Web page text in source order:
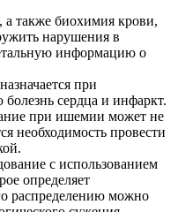
также биохимия крови,
нарушения в
информацию о
при
сердца и инфаркт.
при ишемии может не
необходимость провести
с использованием
определяет
распределению можно